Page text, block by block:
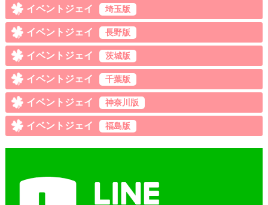
イベントジェイ 埼玉版
イベントジェイ 長野版
イベントジェイ 茨城版
イベントジェイ 千葉版
イベントジェイ 神奈川版
イベントジェイ 福島版